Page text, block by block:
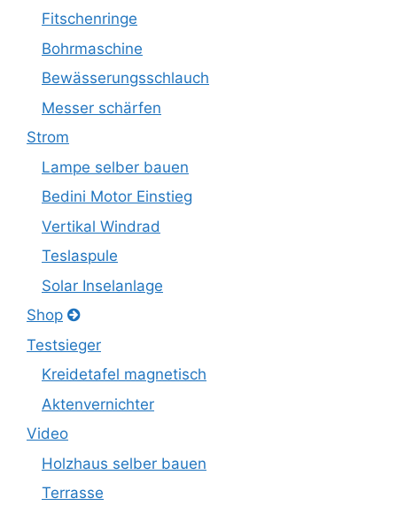
Fitschenringe
Bohrmaschine
Bewässerungsschlauch
Messer schärfen
Strom
Lampe selber bauen
Bedini Motor Einstieg
Vertikal Windrad
Teslaspule
Solar Inselanlage
Shop
Testsieger
Kreidetafel magnetisch
Aktenvernichter
Video
Holzhaus selber bauen
Terrasse